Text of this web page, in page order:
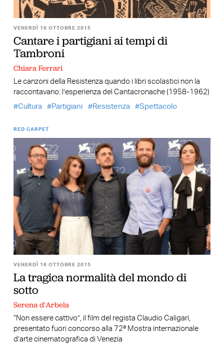
VENERDÌ 16 OTTOBRE 2015
Cantare i partigiani ai tempi di
Tambroni
Chiara Ferrari
Le canzoni della Resistenza quando i libri scolastici non la
raccontavano: l’esperienza del Cantacronache (1958-1962)
Cultura
Partigiani Resistenza Spettacolo
RED CARPET
VENERDÌ 16 OTTOBRE 2015
La tragica normalità del mondo di
sotto
Serena d'Arbela
“Non essere cattivo”, il film del regista Claudio Caligari,
presentato fuori concorso alla 72ª Mostra internazionale
d’arte cinematografica di Venezia